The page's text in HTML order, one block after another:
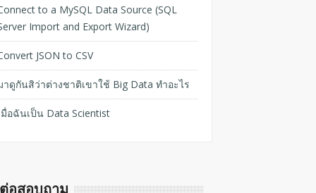
to a MySQL Data Source (SQL
Import and Export Wizard)
JSON to CSV
าดูกันสิว่าต่างชาติเขาใช้ Big Data ทำอะไร
มื่อฉันเป็น Data Scientist
อสอบถาม